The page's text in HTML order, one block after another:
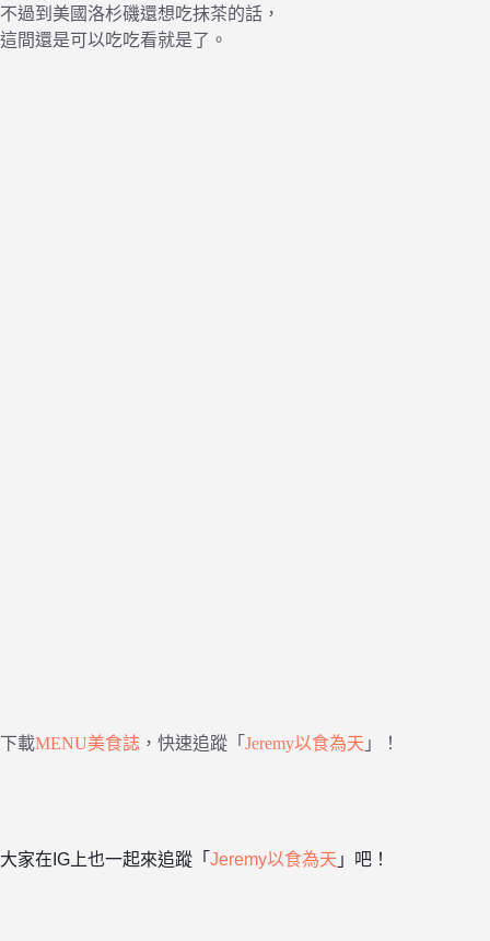
不過到美國洛杉磯還想吃抹茶的話，
這間還是可以吃吃看就是了。
下載MENU美食誌 ，快速追蹤「 Jeremy以食為天 」！
大家在IG上也一起來追蹤「 Jeremy以食為天 」吧！